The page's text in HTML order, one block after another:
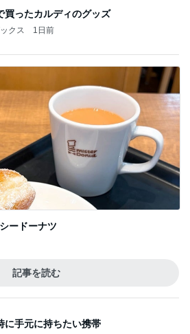
買ったカルディのグッズ
クス 1日前
ードーナツ
記事を読む
に手元に持ちたい携帯